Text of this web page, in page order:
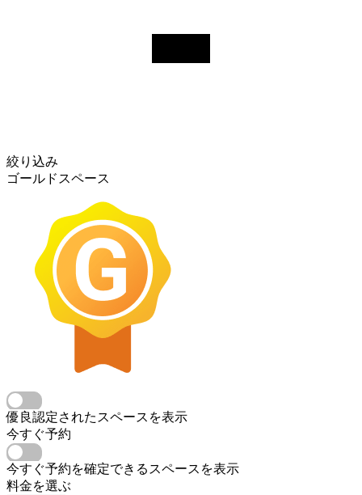
絞り込み
ゴールドスペース
優良認定されたスペースを表示
今すぐ予約
今すぐ予約を確定できるスペースを表示
料金を選ぶ